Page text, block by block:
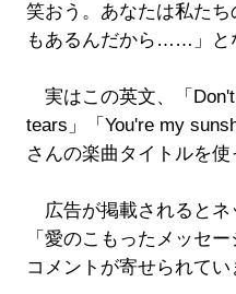
笑おう。あなたは私た
もあるんだから……」と
実はこの英文、「
tears」「You're my
さんの楽曲タイトルを使
広告が掲載されるとネ
「愛のこもったメッセ
コメントが寄せられてい